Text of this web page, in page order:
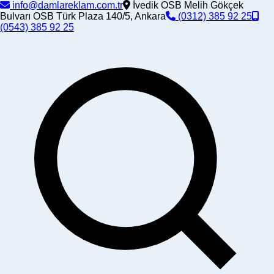
info@damlareklam.com.tr
İvedik OSB Melih Gökçek
Bulvarı OSB Türk Plaza 140/5, Ankara
(0312) 385 92 25
(0543) 385 92 25